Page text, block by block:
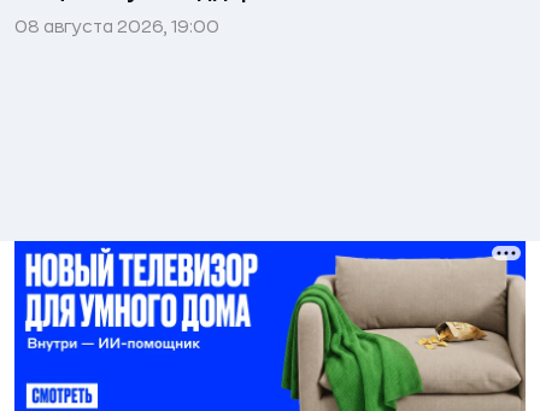
08 августа 2026, 19:00